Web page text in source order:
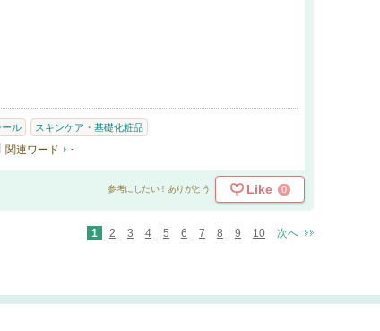
ール スキンケア・基礎化粧品
関連ワード -
参考にしたい！ありがとう Like 0
1 2 3 4 5 6 7 8 9 10 次へ